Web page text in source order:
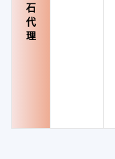
石
代
理